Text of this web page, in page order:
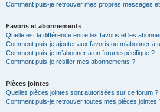
Comment puis-je retrouver mes propres messages
Favoris et abonnements
Quelle est la différence entre les favoris et les
Comment puis-je ajouter aux favoris ou m’abonner à
Comment puis-je m’abonner à un forum spécifique ?
Comment puis-je résilier mes abonnements ?
Pièces jointes
Quelles pièces jointes sont autorisées sur ce forum ?
Comment puis-je retrouver toutes mes pièces jointes